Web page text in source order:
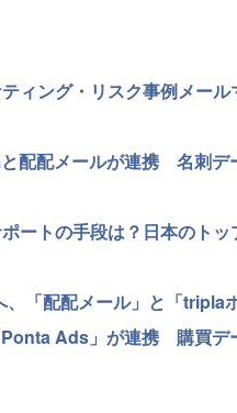
ィング・リスク事例メー
配配メールが連携 名刺デ
ートの手段は？日本のト
「配配メール」と「tripla
Ads」が連携 購買デ